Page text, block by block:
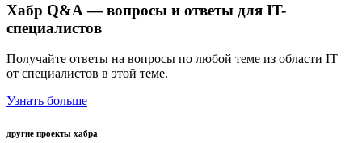
Хабр Q&A — вопросы и ответы для IT-
специалистов
Получайте ответы на вопросы по любой теме из области IT
от специалистов в этой теме.
Узнать больше
другие проекты хабра